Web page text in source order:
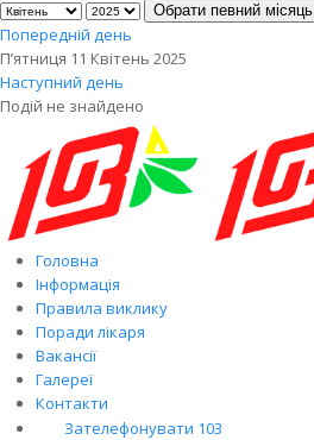
Обрати певний місяць
Попередній день
П’ятниця 11 Квітень 2025
Наступний день
Подій не знайдено
Головна
Інформація
Правила виклику
Поради лікаря
Вакансії
Галереї
Контакти
Зателефонувати 103